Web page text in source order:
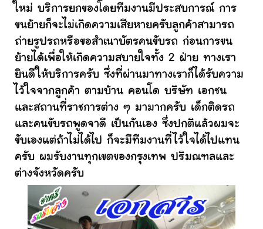
ใหม่ บริการยกของโดยทีมงานมีประสบการณ์ การ
ขนย้ายก็จะไม่เกิดความเสียหายครับลูกค้าสามารถ
ถ่ายรูปรถหรือขอสำเนาบัตรคนขับรถ ก่อนการขน
ย้ายได้เพื่อให้เกิดความสบายใจทั้ง 2 ฝ่าย ทางเรา
ยินดีให้บริการครับ ซึ่งที่ผ่านมาทางเราก็ได้รับความ
ไว้ใจจากลูกค้า ตามบ้าน คอนโด บริษัท เอกชน
และสถานที่ราชการต่าง ๆ มามากครับ เด็กติดรถ
และคนขับรถพูดจาดี เป็นกันเอง ซึ่งปกติแล้วผมจะ
ขับเองแต่ถ้าไม่ได้ไป ก็จะมีทีมงานที่ไว้ใจได้ไปแทน
ครับ ผมรับงานทุกเขตของกรุงเทพ ปริมณฑลและ
ต่างจังหวัดครับ